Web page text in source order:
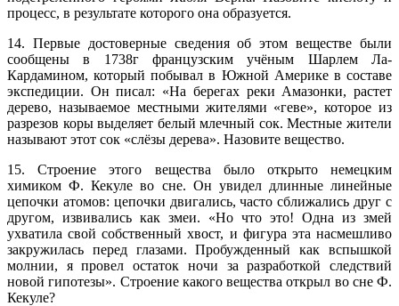
процесс, в результате которого она образуется.
14. Первые достоверные сведения об этом веществе были
сообщены в 1738г французским учёным Шарлем Ла-
Кардамином, который побывал в Южной Америке в составе
экспедиции. Он писал: «На берегах реки Амазонки, растет
дерево, называемое местными жителями «геве», которое из
разрезов коры выделяет белый млечный сок. Местные жители
называют этот сок «слёзы дерева». Назовите вещество.
15. Строение этого вещества было открыто немецким
химиком Ф. Кекуле во сне. Он увидел длинные линейные
цепочки атомов: цепочки двигались, часто сближались друг с
другом, извивались как змеи. «Но что это! Одна из змей
ухватила свой собственный хвост, и фигура эта насмешливо
закружилась перед глазами. Пробужденный как вспышкой
молнии, я провел остаток ночи за разработкой следствий
новой гипотезы». Строение какого вещества открыл во сне Ф.
Кекуле?